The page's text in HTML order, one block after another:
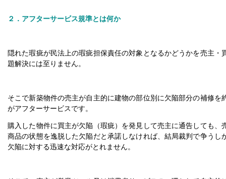
２．アフターサービス規準とは何か
隠れた瑕疵が民法上の瑕疵担保責任の対象となるかどうかを売主・
題解決には至りません。
そこで新築物件の売主が自主的に建物の部位別に欠陥部分の補修を
がアフターサービスです。
購入した物件に買主が欠陥（瑕疵）を発見して売主に通告しても、
商品の状態を逸脱した欠陥だと承諾しなければ、結局裁判で争うし
欠陥に対する迅速な対応がとれません。